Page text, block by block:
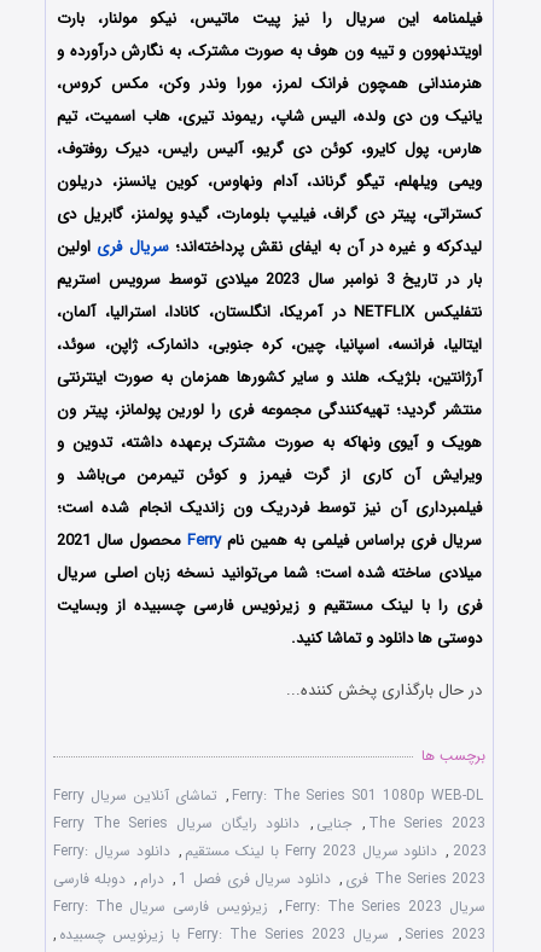
فیلمنامه این سریال را نیز پیت ماتیس، نیکو مولنار، بارت
اویتدنهوون و تیبه ون هوف به صورت مشترک، به نگارش درآورده و
هنرمندانی همچون فرانک لمرز، مورا وندر وکن، مکس کروس،
یانیک ون دی ولده، الیس شاپ، ریموند تیری، هاب اسمیت، تیم
هارس، پول کایرو، کوئن دی گریو، آلیس رایس، دیرک روفتوف،
ویمی ویلهلم، تیگو گرناند، آدام ونهاوس، کوین یانسنز، دریلون
کستراتی، پیتر دی گراف، فیلیپ بلومارت، گیدو پولمنز، گابریل دی
لیدکرکه و غیره در آن به ایفای نقش پرداخته‌اند؛سریال فری اولین
بار در تاریخ 3 نوامبر سال 2023 میلادی توسط سرویس استریم
نتفلیکس NETFLIX در آمریکا، انگلستان، کانادا، استرالیا، آلمان،
ایتالیا، فرانسه، اسپانیا، چین، کره جنوبی، دانمارک، ژاپن، سوئد،
آرژانتین، بلژیک، هلند و سایر کشورها همزمان به صورت اینترنتی
منتشر گردید؛ تهیه‌کنندگی مجموعه فری را لورین پولمانز، پیتر ون
هویک و آیوی ونهاکه به صورت مشترک برعهده داشته، تدوین و
ویرایش آن کاری از گرت فیمرز و کوئن تیمرمن می‌باشد و
فیلمبرداری آن نیز توسط فردریک ون زاندیک انجام شده است؛
سریال فری براساس فیلمی به همین نامFerry
محصول سال 2021
میلادی ساخته شده است؛ شما می‌توانید نسخه زبان اصلی سریال
فری را با لینک مستقیم و زیرنویس فارسی چسبیده از وبسایت
دوستی ها دانلود و تماشا کنید.
در حال بارگذاری پخش کننده...
برچسب ها
Ferry: The Series S01 1080p WEB-DL
,
تماشای آنلاین سریال Ferry
The Series 2023
, جنایی ,
دانلود رایگان سریال Ferry The Series
2023
, دانلود سریال Ferry 2023 با لینک مستقیم ,
دانلود سریال Ferry:
The Series 2023 فری
, دانلود سریال فری فصل 1 , درام , دوبله فارسی
سریال Ferry: The Series 2023
,
زیرنویس فارسی سریال Ferry: The
Series 2023
, سریال Ferry: The Series 2023 با زیرنویس چسبیده
,